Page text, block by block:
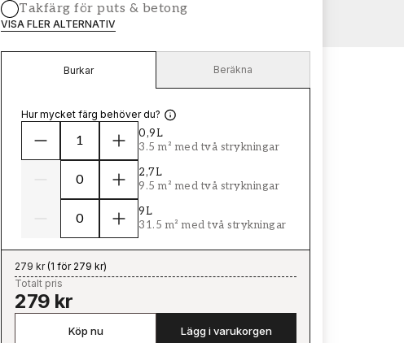
Takfärg för puts & betong
VISA FLER ALTERNATIV
Burkar Beräkna
Hur mycket färg behöver du?
0,9L
3.5 m² med två strykningar
2,7L
9.5 m² med två strykningar
9L
31.5 m² med två strykningar
279 kr(1 för 279 kr)
Totalt pris
279 kr
Köp nu Lägg i varukorgen